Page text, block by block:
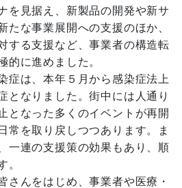
を見据え、新製品の開発や新サ
たな事業展開への支援のほか、
する支援など、事業者の構造転
的に進めました。
症は、本年５月から感染症法上
となりました。街中には人通り
となった多くのイベントが再開
常を取り戻しつつあります。ま
一連の支援策の効果もあり、順
。
さんをはじめ、事業者や医療・